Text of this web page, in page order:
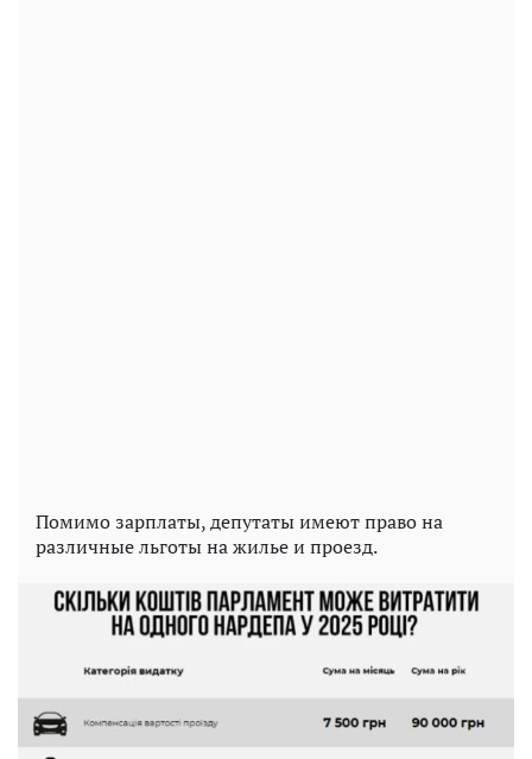
Помимо зарплаты, депутаты имеют право на
различные льготы на жилье и проезд.